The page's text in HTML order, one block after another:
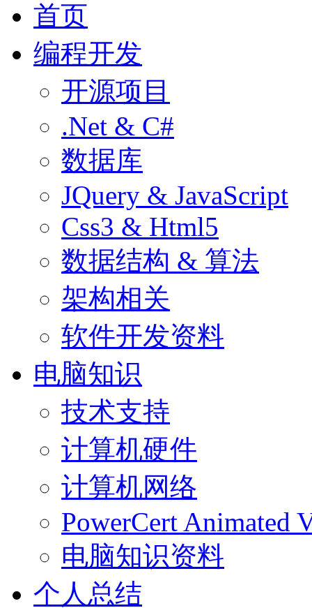
首页
编程开发
开源项目
.Net & C#
数据库
JQuery & JavaScript
Css3 & Html5
数据结构 & 算法
架构相关
软件开发资料
电脑知识
技术支持
计算机硬件
计算机网络
PowerCert Animated
电脑知识资料
个人总结